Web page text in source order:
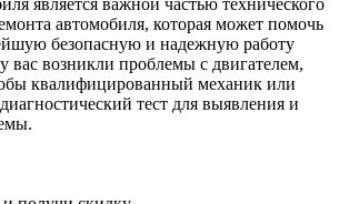
является важной частью технического
автомобиля, которая может помочь
безопасную и надежную работу
вас возникли проблемы с двигателем,
квалифицированный механик или
тест для выявления и